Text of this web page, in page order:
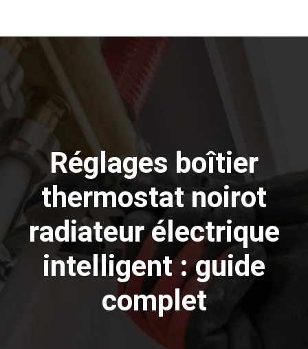
Réglages boîtier
thermostat noirot
radiateur électrique
intelligent : guide
complet